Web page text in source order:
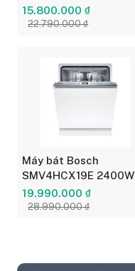
15.800.000 ₫
22.790.000 ₫
Máy bát Bosch
SMV4HCX19E 2400W
Series 4
19.990.000 ₫
28.990.000 ₫